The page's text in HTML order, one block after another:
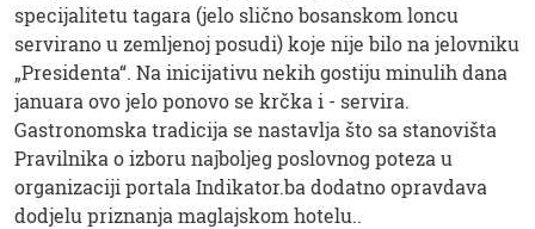
specijalitetu tagara (jelo slično bosanskom loncu
servirano u zemljenoj posudi) koje nije bilo na jelovniku
„Presidenta“. Na inicijativu nekih gostiju minulih dana
januara ovo jelo ponovo se krčka i - servira.
Gastronomska tradicija se nastavlja što sa stanovišta
Pravilnika o izboru najboljeg poslovnog poteza u
organizaciji portala Indikator.ba dodatno opravdava
dodjelu priznanja maglajskom hotelu..